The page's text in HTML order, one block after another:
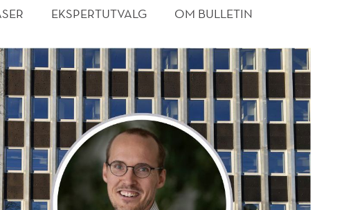
NETTSTEDET
EKSPERTUTVALG OM BULLETIN